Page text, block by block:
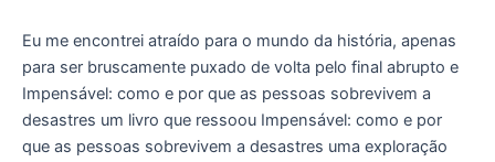
Eu me encontrei atraído para o mundo da história, apenas
para ser bruscamente puxado de volta pelo final abrupto e
Impensável: como e por que as pessoas sobrevivem a
desastres um livro que ressoou Impensável: como e por
que as pessoas sobrevivem a desastres uma exploração